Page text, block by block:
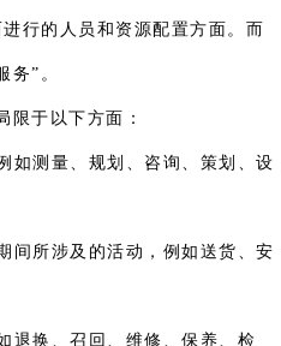
行的人员和资源配置方面。而
务”。
限于以下方面：
如测量、规划、咨询、策划、设
间所涉及的活动，例如送货、安
退换、召回、维修、保养、检